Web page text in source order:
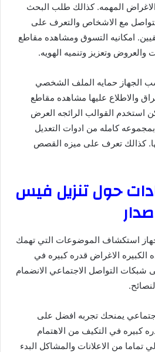
المهمه. كذالك طلب البحث
مع الاشخاص والتعرف على
امكانيه التسوق ومشاهده مقاطع
والعروض وتعزيز وتنميه الهويه.
الجهاز حمايه الملف الشخصي
والاطلاع عليها مشاهده مقاطع
استخدم القوالب الرائجه العرض
بمجموعه كامله من ادوات التعديل
كذالك تعرف على ميزه القصص
حول تنزيل فيس
استكشاف الموضوعات التي تهمك
الكبيره الاغراض قدره كبيره في
التواصل الاجتماعي الانضمام
يمنحك تجربه افضل على
كبيره في التكيف من الاهتمام
من الاعلانات والمشاكل البدء